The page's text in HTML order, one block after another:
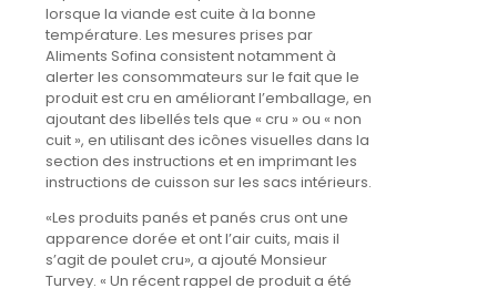
lorsque la viande est cuite à la bonne
température. Les mesures prises par
Aliments Sofina consistent notamment à
alerter les consommateurs sur le fait que le
produit est cru en améliorant l’emballage, en
ajoutant des libellés tels que « cru » ou « non
cuit », en utilisant des icônes visuelles dans la
section des instructions et en imprimant les
instructions de cuisson sur les sacs intérieurs.
«Les produits panés et panés crus ont une
apparence dorée et ont l’air cuits, mais il
s’agit de poulet cru», a ajouté Monsieur
Turvey. « Un récent rappel de produit a été